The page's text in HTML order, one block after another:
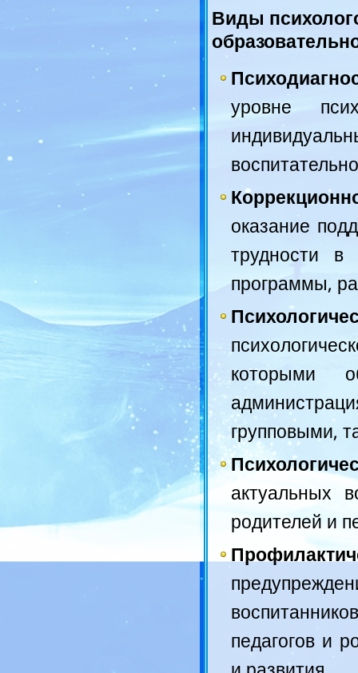
Виды
уровне
оказание
трудности в
программы,
которыми
групповыми,
актуальных
родителей и
педагогов и